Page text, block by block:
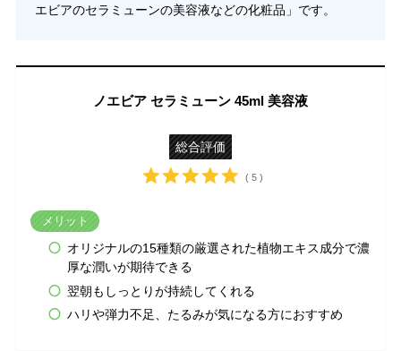
エビアのセラミューンの美容液などの化粧品」です。
ノエビア セラミューン 45ml 美容液
総合評価
( 5 )
メリット
オリジナルの15種類の厳選された植物エキス成分で濃
厚な潤いが期待できる
翌朝もしっとりが持続してくれる
ハリや弾力不足、たるみが気になる方におすすめ